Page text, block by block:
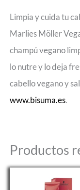
Limpia y cuida tu
Marlies Möller
champú vegano
lo nutre y lo deja
cabello vegano y
www.bisuma.es.
Productos